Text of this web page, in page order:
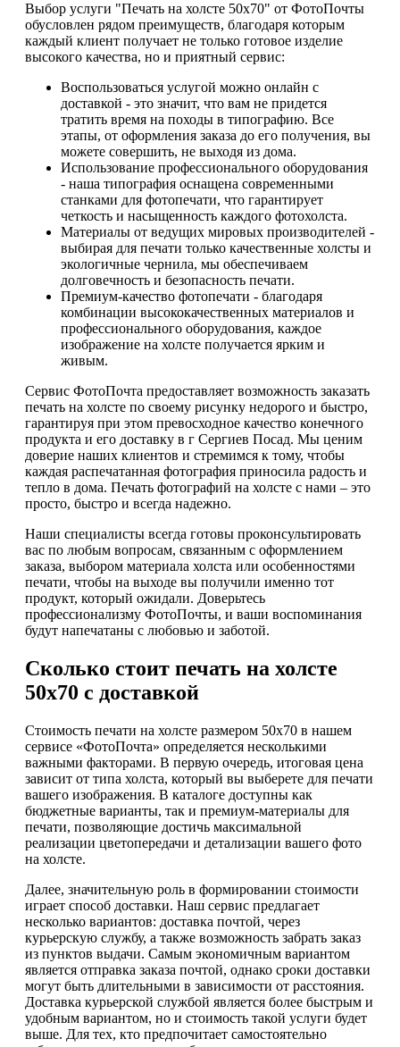
Выбор услуги "Печать на холсте 50х70" от ФотоПочты
обусловлен рядом преимуществ, благодаря которым
каждый клиент получает не только готовое изделие
высокого качества, но и приятный сервис:
Воспользоваться услугой можно онлайн с
доставкой - это значит, что вам не придется
тратить время на походы в типографию. Все
этапы, от оформления заказа до его получения, вы
можете совершить, не выходя из дома.
Использование профессионального оборудования
- наша типография оснащена современными
станками для фотопечати, что гарантирует
четкость и насыщенность каждого фотохолста.
Материалы от ведущих мировых производителей -
выбирая для печати только качественные холсты и
экологичные чернила, мы обеспечиваем
долговечность и безопасность печати.
Премиум-качество фотопечати - благодаря
комбинации высококачественных материалов и
профессионального оборудования, каждое
изображение на холсте получается ярким и
живым.
Сервис ФотоПочта предоставляет возможность заказать
печать на холсте по своему рисунку недорого и быстро,
гарантируя при этом превосходное качество конечного
продукта и его доставку в г Сергиев Посад. Мы ценим
доверие наших клиентов и стремимся к тому, чтобы
каждая распечатанная фотография приносила радость и
тепло в дома. Печать фотографий на холсте с нами – это
просто, быстро и всегда надежно.
Наши специалисты всегда готовы проконсультировать
вас по любым вопросам, связанным с оформлением
заказа, выбором материала холста или особенностями
печати, чтобы на выходе вы получили именно тот
продукт, который ожидали. Доверьтесь
профессионализму ФотоПочты, и ваши воспоминания
будут напечатаны с любовью и заботой.
Сколько стоит печать на холсте
50х70 с доставкой
Стоимость печати на холсте размером 50х70 в нашем
сервисе «ФотоПочта» определяется несколькими
важными факторами. В первую очередь, итоговая цена
зависит от типа холста, который вы выберете для печати
вашего изображения. В каталоге доступны как
бюджетные варианты, так и премиум-материалы для
печати, позволяющие достичь максимальной
реализации цветопередачи и детализации вашего фото
на холсте.
Далее, значительную роль в формировании стоимости
играет способ доставки. Наш сервис предлагает
несколько вариантов: доставка почтой, через
курьерскую службу, а также возможность забрать заказ
из пунктов выдачи. Самым экономичным вариантом
является отправка заказа почтой, однако сроки доставки
могут быть длительными в зависимости от расстояния.
Доставка курьерской службой является более быстрым и
удобным вариантом, но и стоимость такой услуги будет
выше. Для тех, кто предпочитает самостоятельно